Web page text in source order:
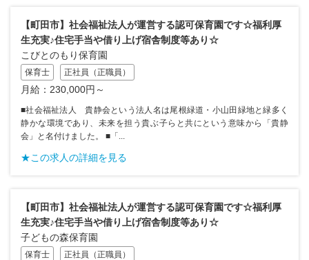
【町田市】社会福祉法人が運営する認可保育園です☆福利厚
生充実♪住宅手当や借り上げ宿舎制度等あり☆
こびとのもり保育園
保育士 正社員（正職員）
月給：230,000円～
■社会福祉法人 貴静会という法人名は尾根緑道・小山田緑地と緑多く
静かな環境であり、未来を担う貴ぶ子らと共にという意味から「貴静
会」と名付けました。 ■「...
★この求人の詳細を見る
【町田市】社会福祉法人が運営する認可保育園です☆福利厚
生充実♪住宅手当や借り上げ宿舎制度等あり☆
子どもの森保育園
保育士 正社員（正職員）